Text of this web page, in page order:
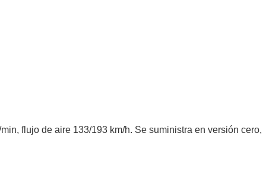
flujo de aire 133/193 km/h. Se suministra en versión cero,